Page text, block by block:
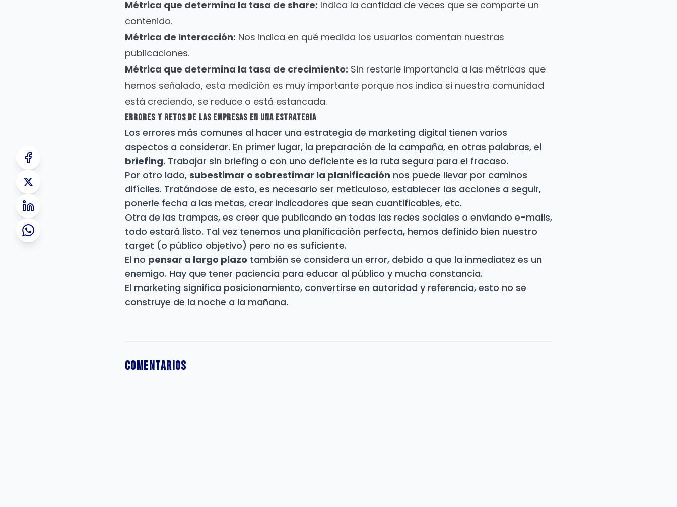
Métrica que determina la tasa de share: Indica la cantidad de veces que se comparte un
contenido.
Métrica de Interacción: Nos indica en qué medida los usuarios comentan nuestras
publicaciones.
Métrica que determina la tasa de crecimiento: Sin restarle importancia a las métricas que
hemos señalado, esta medición es muy importante porque nos indica si nuestra comunidad
está creciendo, se reduce o está estancada.
Errores Y Retos De Las Empresas En Una Estrategia
Los errores más comunes al hacer una estrategia de marketing digital tienen varios
aspectos a considerar. En primer lugar, la preparación de la campaña, en otras palabras, el
briefing. Trabajar sin briefing o con uno deficiente es la ruta segura para el fracaso.
Por otro lado, subestimar o sobrestimar la planificación nos puede llevar por caminos
difíciles. Tratándose de esto, es necesario ser meticuloso, establecer las acciones a seguir,
ponerle fecha a las metas, crear indicadores que sean cuantificables, etc.
Otra de las trampas, es creer que publicando en todas las redes sociales o enviando e-mails,
todo estará listo. Tal vez tenemos una planificación perfecta, hemos definido bien nuestro
target (o público objetivo) pero no es suficiente.
El no pensar a largo plazo también se considera un error, debido a que la inmediatez es un
enemigo. Hay que tener paciencia para educar al público y mucha constancia.
El marketing significa posicionamiento, convertirse en autoridad y referencia, esto no se
construye de la noche a la mañana.
Comentarios